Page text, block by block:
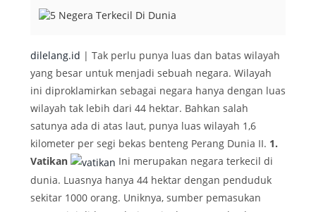
dilelang.id | Tak perlu punya luas dan batas wilayah
yang besar untuk menjadi sebuah negara. Wilayah
ini diproklamirkan sebagai negara hanya dengan luas
wilayah tak lebih dari 44 hektar. Bahkan salah
satunya ada di atas laut, punya luas wilayah 1,6
kilometer per segi bekas benteng Perang Dunia II. 1.
Vatikan
Ini merupakan negara terkecil di
dunia. Luasnya hanya 44 hektar dengan penduduk
sekitar 1000 orang. Uniknya, sumber pemasukan